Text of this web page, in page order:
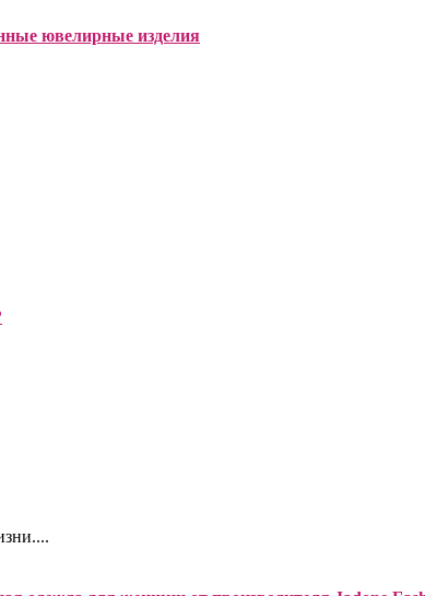
ювелирные изделия